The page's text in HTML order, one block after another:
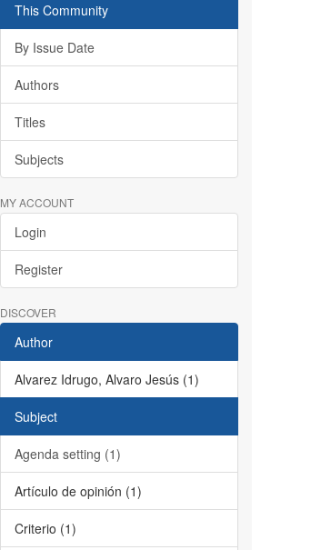
This Community
By Issue Date
Authors
Titles
Subjects
MY ACCOUNT
Login
Register
DISCOVER
Author
Alvarez Idrugo, Alvaro Jesús (1)
Subject
Agenda setting (1)
Artículo de opinión (1)
Criterio (1)